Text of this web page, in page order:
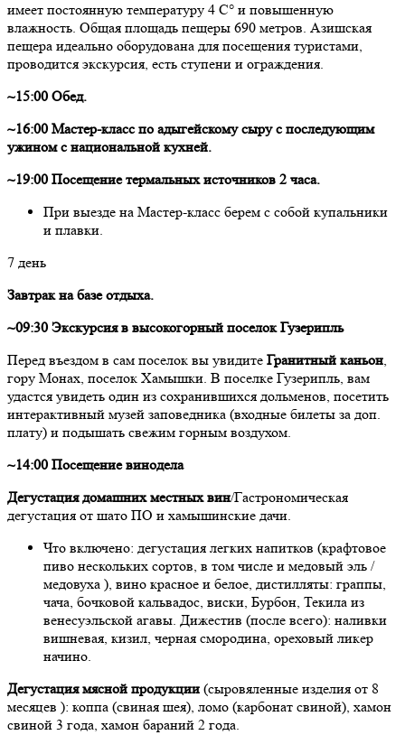
имеет постоянную температуру 4 С° и повышенную
влажность. Общая площадь пещеры 690 метров. Азишская
пещера идеально оборудована для посещения туристами,
проводится экскурсия, есть ступени и ограждения.
~15:00 Обед.
~16:00 Мастер-класс по адыгейскому сыру с последующим
ужином с национальной кухней.
~19:00 Посещение термальных источников 2 часа.
При выезде на Мастер-класс берем с собой купальники
и плавки.
7 день
Завтрак на базе отдыха.
~09:30 Экскурсия в высокогорный поселок Гузерипль
Перед въездом в сам поселок вы увидите Гранитный каньон,
гору Монах, поселок Хамышки. В поселке Гузерипль, вам
удастся увидеть один из сохранившихся дольменов, посетить
интерактивный музей заповедника (входные билеты за доп.
плату) и подышать свежим горным воздухом.
~14:00 Посещение винодела
Дегустация домашних местных вин/Гастрономическая
дегустация от шато ПО и хамышинские дачи.
Что включено: дегустация легких напитков (крафтовое
пиво нескольких сортов, в том числе и медовый эль /
медовуха ), вино красное и белое, дистилляты: граппы,
чача, бочковой кальвадос, виски, Бурбон, Текила из
венесуэльской агавы. Дижестив (после всего): наливки
вишневая, кизил, черная смородина, ореховый ликер
начино.
Дегустация мясной продукции (сыровяленные изделия от 8
месяцев ): коппа (свиная шея), ломо (карбонат свиной), хамон
свиной 3 года, хамон бараний 2 года.